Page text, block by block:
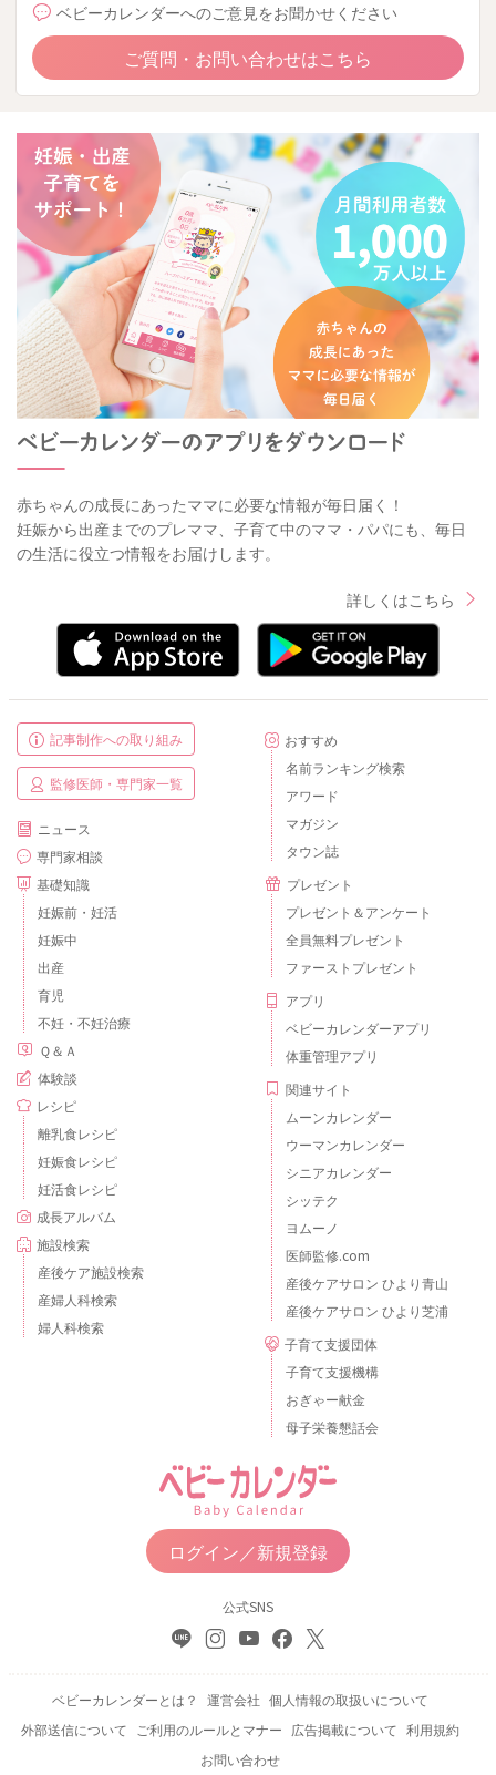
ベビーカレンダーへのご意見をお聞かせください
ご質問・お問い合わせはこちら
赤ちゃんの成長にあったママに必要な情報が毎日届く！
妊娠から出産までのプレママ、子育て中のママ・パパにも、毎日
の生活に役立つ情報をお届けします。
詳しくはこちら
記事制作への取り組み
監修医師・専門家一覧
ニュース
専門家相談
基礎知識
妊娠前・妊活
妊娠中
出産
育児
不妊・不妊治療
Ｑ＆Ａ
体験談
レシピ
離乳食レシピ
妊娠食レシピ
妊活食レシピ
成長アルバム
施設検索
産後ケア施設検索
産婦人科検索
婦人科検索
おすすめ
名前ランキング検索
アワード
マガジン
タウン誌
プレゼント
プレゼント＆アンケート
全員無料プレゼント
ファーストプレゼント
アプリ
ベビーカレンダーアプリ
体重管理アプリ
関連サイト
ムーンカレンダー
ウーマンカレンダー
シニアカレンダー
シッテク
ヨムーノ
医師監修.com
産後ケアサロン ひより青山
産後ケアサロン ひより芝浦
子育て支援団体
子育て支援機構
おぎゃー献金
母子栄養懇話会
ログイン／新規登録
公式SNS
ベビーカレンダーとは？ 運営会社 個人情報の取扱いについて
外部送信について
ご利用のルールとマナー 広告掲載について 利用規約
お問い合わせ